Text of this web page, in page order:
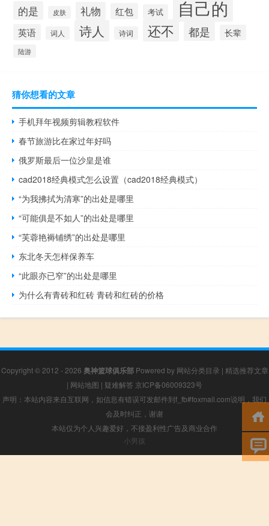
的是 皮肤 礼物 红包 考试 自己的
英语 词人 诗人 诗词 还不 都是 长辈
陆游
猜你想看的文章
手机拜年视频剪辑教程软件
春节旅游比在家过年好吗
俄罗斯最后一位沙皇是谁
cad2018经典模式怎么设置（cad2018经典模式）
“为我拂拭为清寒”的出处是哪里
“可能俱是不如人”的出处是哪里
“芙蓉艳褥铺绣”的出处是哪里
东北冬天怎样保养车
“此眼亦已窄”的出处是哪里
为什么有青砖和红砖 青砖和红砖的价格
Copyright © 2012 - 2026 奥神篮球俱乐部Powered by 网站分类目录 | 精选推荐文章
| 网站地图 | 疑难解答 京ICP备06009323号
声明：本站内容来自互联网，如信息有错误可发邮件到f_fb#foxmail.com说明，我们
会及时纠正，谢谢
本站仅为个人兴趣爱好，不接盈利性广告及商业合作
小男孩